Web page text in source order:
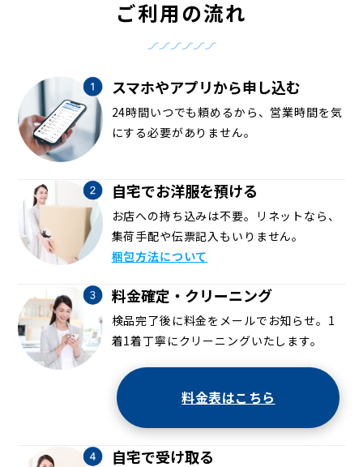
ご利用の流れ
スマホやアプリから申し込む
24時間いつでも頼めるから、営業時間を気
にする必要がありません。
自宅でお洋服を預ける
お店への持ち込みは不要。リネットなら、
集荷手配や伝票記入もいりません。
梱包方法について
料金確定・クリーニング
検品完了後に料金をメールでお知らせ。1
着1着丁寧にクリーニングいたします。
料金表はこちら
自宅で受け取る